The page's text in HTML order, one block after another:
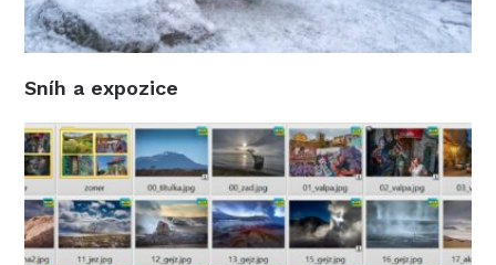
Sníh a expozice